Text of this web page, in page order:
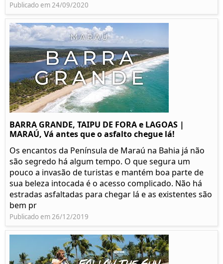
Publicado em 24/09/2020
BARRA GRANDE, TAIPU DE FORA e LAGOAS |
MARAÚ, Vá antes que o asfalto chegue lá!
Os encantos da Península de Maraú na Bahia já não
são segredo há algum tempo. O que segura um
pouco a invasão de turistas e mantém boa parte de
sua beleza intocada é o acesso complicado. Não há
estradas asfaltadas para chegar lá e as existentes são
bem pr
Publicado em 26/12/2019